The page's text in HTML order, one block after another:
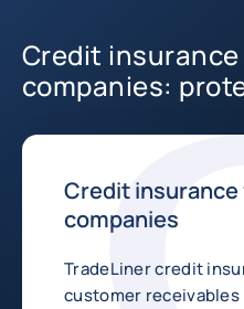
Credit
companies:
Credit insurance
companies
TradeLiner credit
customer